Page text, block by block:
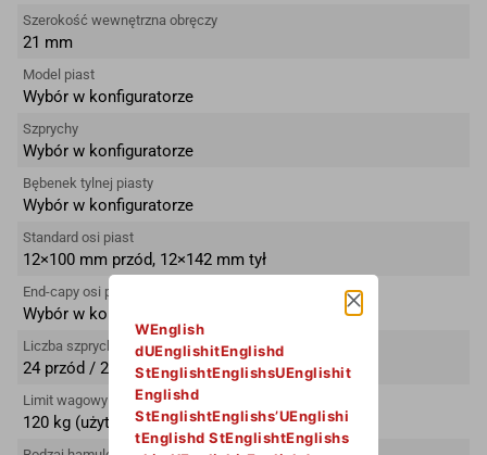
Szerokość wewnętrzna obręczy
21 mm
Model piast
Wybór w konfiguratorze
Szprychy
Wybór w konfiguratorze
Bębenek tylnej piasty
Wybór w konfiguratorze
Standard osi piast
12×100 mm przód, 12×142 mm tył
End-capy osi piast
Wybór w konfiguratorze
Liczba szprych
24 przód / 24 tył
Limit wagowy
120 kg (użytkownik, rower, wyposażenie)
WEnglish
dUEnglishitEnglishd
StEnglishtEnglishsUEnglishit
Englishd
StEnglishtEnglishs’UEnglishi
tEnglishd StEnglishtEnglishs